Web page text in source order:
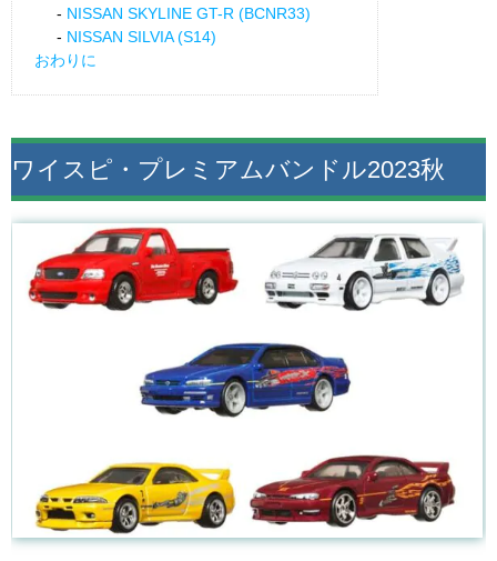
NISSAN SKYLINE GT-R (BCNR33)
NISSAN SILVIA (S14)
おわりに
ワイスピ・プレミアムバンドル2023秋